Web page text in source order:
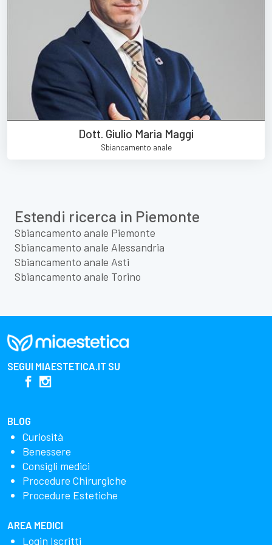
Dott. Giulio Maria Maggi
Sbiancamento anale
Estendi ricerca in Piemonte
Sbiancamento anale Piemonte
Sbiancamento anale Alessandria
Sbiancamento anale Asti
Sbiancamento anale Torino
SEGUI MIAESTETICA.IT SU
BLOG
Curiosità
Benessere
Consigli medici
Procedure Chirurgiche
Procedure Estetiche
AREA MEDICI
Login Iscritti